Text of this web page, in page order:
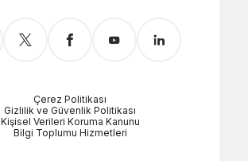
Çerez Politikası
Gizlilik ve Güvenlik Politikası
Kişisel Verileri Koruma Kanunu
Bilgi Toplumu Hizmetleri